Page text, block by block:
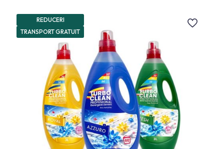
REDUCERI
TRANSPORT GRATUIT